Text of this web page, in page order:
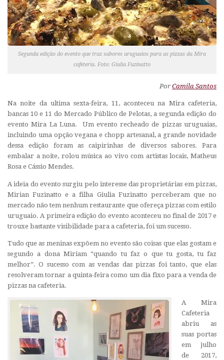
Segunda edição do evento que traz sabores uruguaios para as pizzas da Mira
cafeteria. Foto: Giulia Fuzinatto
Por Camila Santos
Na noite da ultima sexta-feira, 11, aconteceu na Mira cafeteria,
bancas 10 e 11 do Mercado Público de Pelotas, a segunda edição do
evento Mira La Luna. Um evento recheado de pizzas uruguaias,
incluindo uma opção vegana e chopp artesanal, a grande novidade
dessa edição foram as caipirinhas de diversos sabores. Para
embalar a noite, rolou música ao vivo com artistas locais, Matheus
Rosa e Cássio Mendes.
A ideia do evento surgiu pelo interesse das proprietárias em pizzas,
Mirian Fuzinatto e a filha Giulia Fuzinatto perceberam que no
mercado não tem nenhum restaurante que ofereça pizzas com estilo
uruguaio. A primeira edição do evento aconteceu no final de 2017 e
trouxe bastante visibilidade para a cafeteria, foi um sucesso.
Tudo que as meninas expõem no evento são coisas que elas gostam e
segundo a dona Miriam “quando tu faz o que tu gosta, tu faz
melhor”. O sucesso com as vendas das pizzas foi tanto, que elas
resolveram tornar a quinta-feira como um dia fixo para a venda de
pizzas na cafeteria.
A Mira
Cafeteria
abriu as
suas portas
em julho
de 2017,